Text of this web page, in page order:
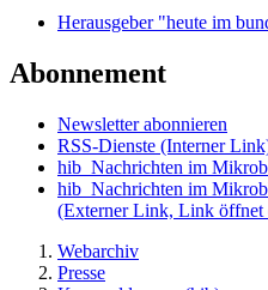
Herausgeber "heute im
Abonnement
Newsletter abonnieren
RSS-Dienste (Interner
hib_Nachrichten im
hib_Nachrichten im
(Externer Link, Link öffnet
Webarchiv
Presse